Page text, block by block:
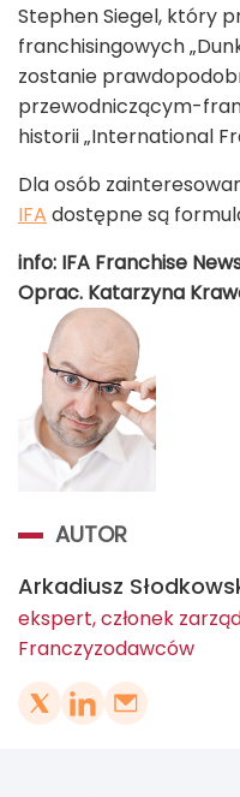
Stephen Siegel, który
franchisingowych
zostanie
przewodniczącym-
historii „International
Dla osób
IFA dostępne są
info: IFA Franchise
Oprac. Katarzyna
AUTOR
Arkadiusz
ekspert, członek
Franczyzodawców